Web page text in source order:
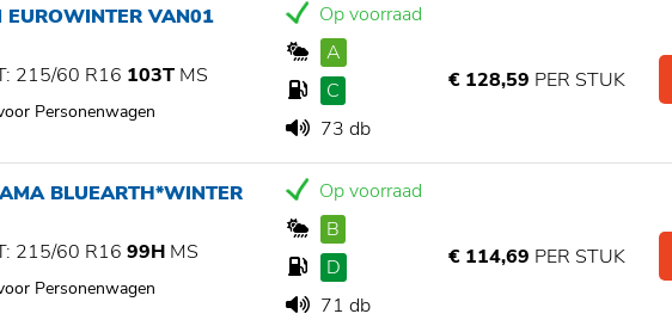
EUROWINTER VAN01
215/60 R16 103T MS
Personenwagen
Op voorraad
A
C
73 db
€ 128,59 PER STUK
BLUEARTH*WINTER
215/60 R1699H MS
Personenwagen
Op voorraad
B
D
71 db
€ 114,69 PER STUK